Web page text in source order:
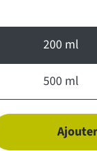
200 ml
500 ml
pour
la